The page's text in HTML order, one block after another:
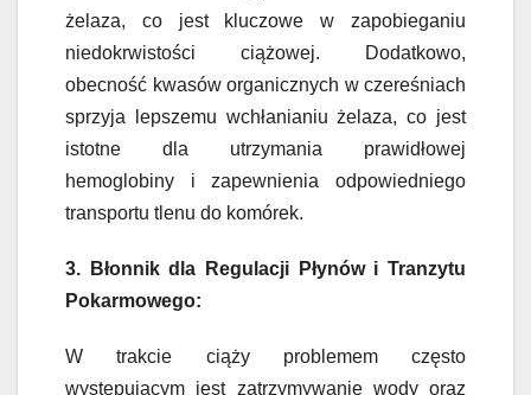
żelaza, co jest kluczowe w zapobieganiu
niedokrwistości ciążowej. Dodatkowo,
obecność kwasów organicznych w czereśniach
sprzyja lepszemu wchłanianiu żelaza, co jest
istotne dla utrzymania prawidłowej
hemoglobiny i zapewnienia odpowiedniego
transportu tlenu do komórek.
3. Błonnik dla Regulacji Płynów i Tranzytu
Pokarmowego:
W trakcie ciąży problemem często
występującym jest zatrzymywanie wody oraz